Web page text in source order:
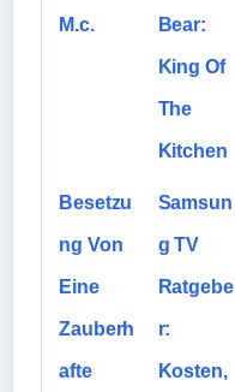
M.c. Bear:
King Of
The
Kitchen
Besetzu
ng Von
Eine
Zauberh
afte
Samsun
g TV
Ratgebe
r:
Kosten,